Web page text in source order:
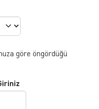
göre öngördüğü